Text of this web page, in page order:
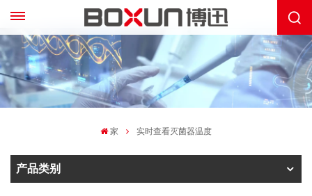
家 实时查看灭菌器温度
产品类别